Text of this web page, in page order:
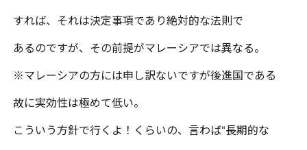
すれば、それは決定事項であり絶対的な法則で
あるのですが、その前提がマレーシアでは異なる。
※マレーシアの方には申し訳ないですが後進国である
故に実効性は極めて低い。
こういう方針で行くよ！くらいの、言わば“長期的な